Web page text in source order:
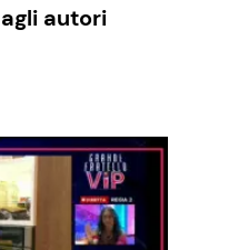
autori